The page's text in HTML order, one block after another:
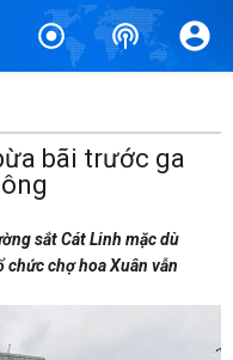
bãi trước ga
sắt Cát Linh mặc dù
chợ hoa Xuân vẫn